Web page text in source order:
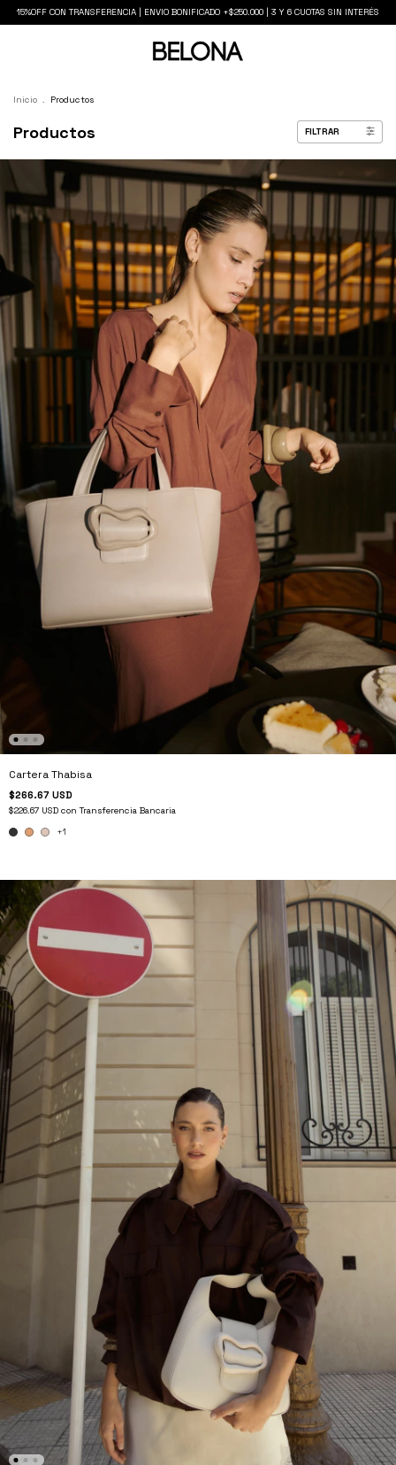
15%OFF CON TRANSFERENCIA | ENVIO BONIFICADO +$250.000 | 3 Y 6 CUOTAS SIN INTERÉS
Inicio . Productos
Productos FILTRAR
Cartera Thabisa
$266.67 USD
$226.67 USD con Transferencia Bancaria
+1